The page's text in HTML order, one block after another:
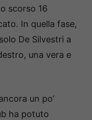
scorso 16
In quella fase,
De Silvestri a
una vera e
un po’
ha potuto